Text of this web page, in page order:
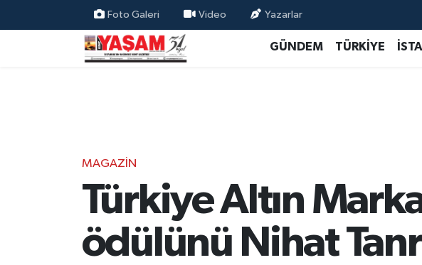
Foto Galeri Video Yazarlar
GÜNDEM TÜRKİYE
MAGAZİN
Türkiye Altın
ödülünü Nihat